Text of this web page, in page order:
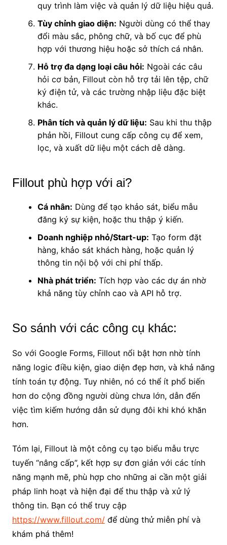
quy trình làm việc và quản lý dữ liệu hiệu quả.
Tùy chỉnh giao diện: Người dùng có thể thay
đổi màu sắc, phông chữ, và bố cục để phù
hợp với thương hiệu hoặc sở thích cá nhân.
Hỗ trợ đa dạng loại câu hỏi: Ngoài các câu
hỏi cơ bản, Fillout còn hỗ trợ tải lên tệp, chữ
ký điện tử, và các trường nhập liệu đặc biệt
khác.
Phân tích và quản lý dữ liệu: Sau khi thu thập
phản hồi, Fillout cung cấp công cụ để xem,
lọc, và xuất dữ liệu một cách dễ dàng.
Fillout phù hợp với ai?
Cá nhân: Dùng để tạo khảo sát, biểu mẫu
đăng ký sự kiện, hoặc thu thập ý kiến.
Doanh nghiệp nhỏ/Start-up: Tạo form đặt
hàng, khảo sát khách hàng, hoặc quản lý
thông tin nội bộ với chi phí thấp.
Nhà phát triển: Tích hợp vào các dự án nhờ
khả năng tùy chỉnh cao và API hỗ trợ.
So sánh với các công cụ khác:
So với Google Forms, Fillout nổi bật hơn nhờ tính
năng logic điều kiện, giao diện đẹp hơn, và khả năng
tính toán tự động. Tuy nhiên, nó có thể ít phổ biến
hơn do cộng đồng người dùng chưa lớn, dẫn đến
việc tìm kiếm hướng dẫn sử dụng đôi khi khó khăn
hơn.
Tóm lại, Fillout là một công cụ tạo biểu mẫu trực
tuyến “nâng cấp”, kết hợp sự đơn giản với các tính
năng mạnh mẽ, phù hợp cho những ai cần một giải
pháp linh hoạt và hiện đại để thu thập và xử lý
thông tin. Bạn có thể truy cập
https://www.fillout.com/để dùng thử miễn phí và
khám phá thêm!